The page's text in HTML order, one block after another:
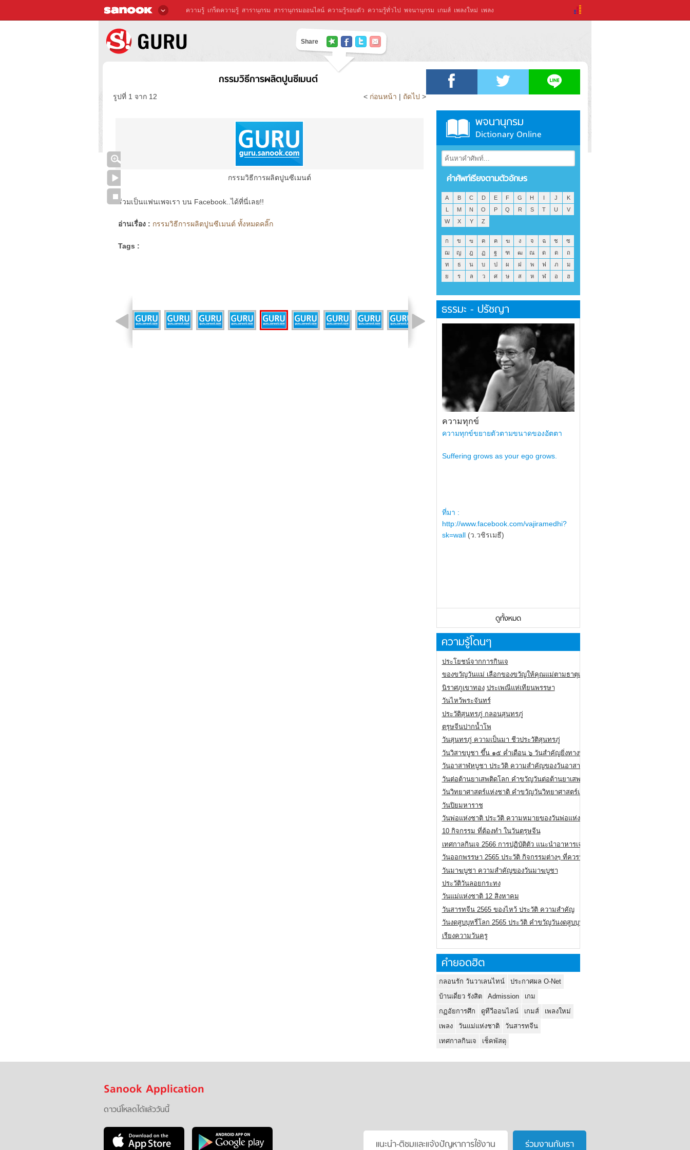
ความรู้ เกร็ดความรู้ สารานุกรม สารานุกรมออนไลน์ ความรู้รอบตัว ความรู้ทั่วไป พจนานุกรม เกมส์ เพลงใหม่ เพลง
Share
กรรมวิธีการผลิตปูนซีเมนต์
รูปที่ 1 จาก 12 < ก่อนหน้า | ถัดไป >
กรรมวิธีการผลิตปูนซีเมนต์
ร่วมเป็นแฟนเพจเรา บน Facebook..ได้ที่นี่เลย!!
อ่านเรื่อง : กรรมวิธีการผลิตปูนซีเมนต์ ทั้งหมดคลิ๊ก
Tags :
พจนานุกรม
Dictionary Online
คำศัพท์เรียงตามตัวอักษร
A B C D E F G H I J
K
L
M N O P Q R S T U
V
W
X Y Z
ก ข ฃ ค ฅ ฆ ง จ ฉ ช
ซ
ฌ
ญ ฎ ฏ ฐ ฑ ฒ ณ ด ต
ถ
ท
ธ น บ ป ผ ฝ พ ฟ ภ
ม
ย
ร ล ว ศ ษ ส ห ฬ อ ฮ
ธรรมะ - ปรัชญา
ความทุกข์
ความทุกข์ขยายตัวตามขนาดของอัตตา
Suffering grows as your ego grows.
ที่มา :
http://www.facebook.com/vajiramedhi?
sk=wall (ว.วชิรเมธี)
ดูทั้งหมด
ความรู้โดนๆ
ประโยชน์จากการกินเจ
ของขวัญวันแม่ เลือกของขวัญให้คุณแม่ตามธาตุเกิด
นิราศภูเขาทอง ประเพณีแห่เทียนพรรษา
วันไหว้พระจันทร์
ประวัติสุนทรภู่ กลอนสุนทรภู่
ตรุษจีนปากน้ำโพ
วันสุนทรภู่ ความเป็นมา ชีวประวัติสุนทรภู่
วันวิสาขบูชา ขึ้น ๑๕ ค่ำเดือน ๖ วันสำคัญยิ่งทางพระพุทธศาสนา
วันอาสาฬหบูชา ประวัติ ความสําคัญของวันอาสาฬหบูชา
วันต่อต้านยาเสพติดโลก คำขวัญวันต่อต้านยาเสพติดสากล
วันวิทยาศาสตร์แห่งชาติ คำขวัญวันวิทยาศาสตร์แห่งชาติ
วันปิยมหาราช
วันพ่อแห่งชาติ ประวัติ ความหมายของวันพ่อแห่งชาติ
10 กิจกรรม ที่ต้องทำ ในวันตรุษจีน
เทศกาลกินเจ 2566 การปฏิบัติตัว แนะนำอาหารเจ
วันออกพรรษา 2565 ประวัติ กิจกรรมต่างๆ ที่ควรปฏิบัติ
วันมาฆบูชา ความสำคัญของวันมาฆบูชา
ประวัติวันลอยกระทง
วันแม่แห่งชาติ 12 สิงหาคม
วันสารทจีน 2565 ของไหว้ ประวัติ ความสำคัญ
วันงดสูบบุหรี่โลก 2565 ประวัติ คำขวัญวันงดสูบบุหรี่โลก
เรียงความวันครู
คำยอดฮิต
กลอนรัก วันวาเลนไทน์
ประกาศผล O-Net
บ้านเดี่ยว รังสิต
Admission
เกม
กฏอัยการศึก
ดูทีวีออนไลน์ เกมส์
เพลงใหม่
เพลง
วันแม่แห่งชาติ
วันสารทจีน
เทศกาลกินเจ
เช็คพัสดุ
Sanook Application
ดาวน์โหลดได้แล้ววันนี้
แนะนำ-ติชมเเละแจ้งปัญหาการใช้งาน ร่วมงานกับเรา